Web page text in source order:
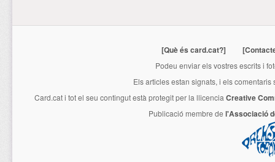
[Què és card.cat?]
Podeu enviar els vostres escrits i
Els articles estan signats, i els
Card.cati tot el seu contingut està protegit per la llicencia Creative
Publicació membre de l'Associació